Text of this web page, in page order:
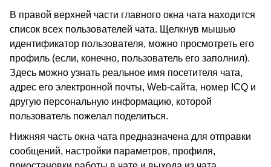
В правой верхней части главного окна чата находится
список всех пользователей чата. Щелкнув мышью
идентификатор пользователя, можно просмотреть его
профиль (если, конечно, пользователь его заполнил).
Здесь можно узнать реальное имя посетителя чата,
адрес его электронной почты, Web-сайта, номер ICQ и
другую персональную информацию, которой
пользователь пожелал поделиться.
Нижняя часть окна чата предназначена для отправки
сообщений, настройки параметров, профиля,